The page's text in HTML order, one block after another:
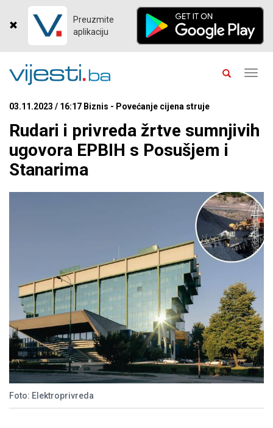
Preuzmite
aplikaciju
03.11.2023 / 16:17 Biznis - Povećanje cijena struje
Rudari i privreda žrtve sumnjivih
ugovora EPBIH s Posušjem i
Stanarima
Foto: Elektroprivreda